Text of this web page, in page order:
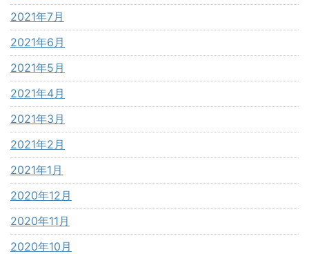
2021年7月
2021年6月
2021年5月
2021年4月
2021年3月
2021年2月
2021年1月
2020年12月
2020年11月
2020年10月